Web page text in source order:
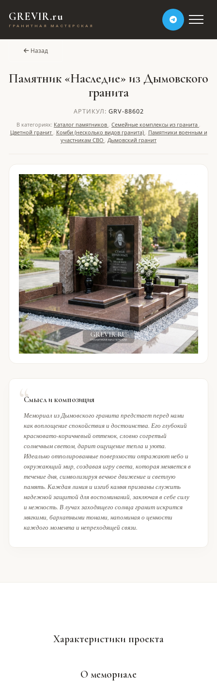
GREVIR.ru
ГРАНИТНАЯ МАСТЕРСКАЯ
Назад
Памятник «Наследие» из Дымовского
гранита
АРТИКУЛ: GRV-88602
В категориях: Каталог памятников , Семейные комплексы из гранита ,
Цветной гранит , Комби (несколько видов гранита) , Памятники военным и
участникам СВО , Дымовский гранит
Смысл и композиция
Мемориал из Дымовского гранита предстает перед нами
как воплощение спокойствия и достоинства. Его глубокий
красновато-коричневый оттенок, словно согретый
солнечным светом, дарит ощущение тепла и уюта.
Идеально отполированные поверхности отражают небо и
окружающий мир, создавая игру света, которая меняется в
течение дня, символизируя вечное движение и светлую
память. Каждая линия и изгиб камня призваны служить
надежной защитой для воспоминаний, заключая в себе силу
и нежность. В лучах заходящего солнца гранит искрится
мягкими, бархатными тонами, напоминая о ценности
каждого момента и непреходящей связи.
Характеристики проекта
О мемориале